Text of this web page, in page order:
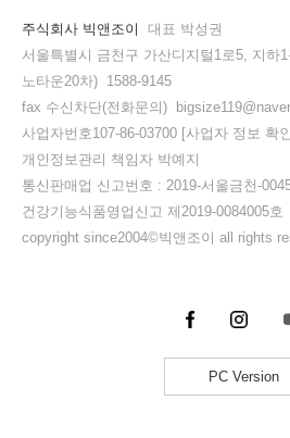
주식회사 빅앤조이
대표 박성권
서울특별시 금천구 가산디지털1로5, 지하
노타운20차) 1588-9145
fax 수신차단(전화문의)
사업자번호107-86-03700 [사업자 정보 확
개인정보관리 책임자 박예지
통신판매업 신고번호 : 2019-서울금천-
건강기능식품영업신고 제2019-0084005호
copyright since2004©빅앤조이 all rights
PC Version